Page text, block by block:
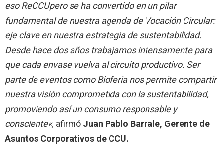
eso ReCCUpero se ha convertido en un pilar
fundamental de nuestra agenda de Vocación Circular:
eje clave en nuestra estrategia de sustentabilidad.
Desde hace dos años trabajamos intensamente para
que cada envase vuelva al circuito productivo. Ser
parte de eventos como Bioferia nos permite compartir
nuestra visión comprometida con la sustentabilidad,
promoviendo así un consumo responsable y
consciente«, afirmó Juan Pablo Barrale, Gerente de
Asuntos Corporativos de CCU.